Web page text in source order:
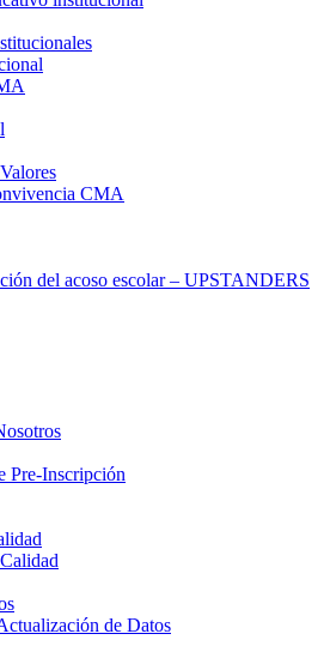
CMA
del acoso escolar – UPSTANDERS
Pre-Inscripción
de Datos